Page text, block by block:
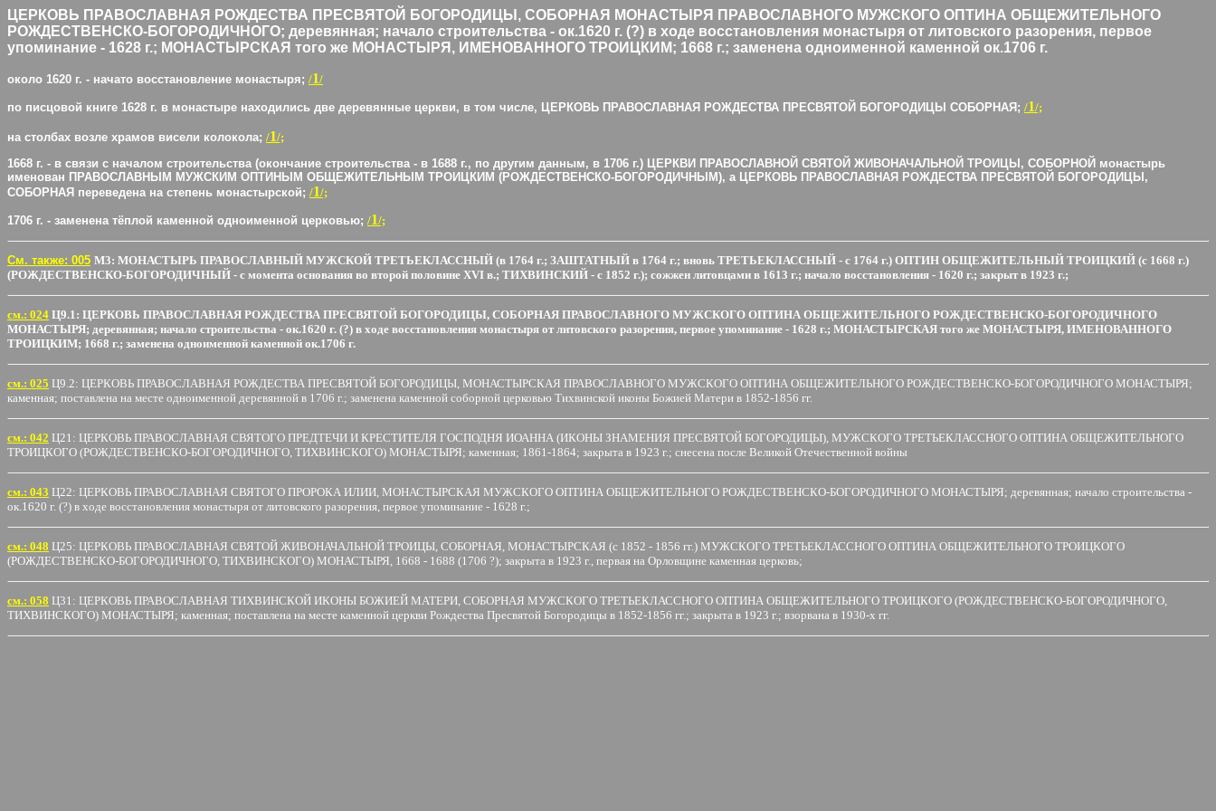
ЦЕРКОВЬ ПРАВОСЛАВНАЯ РОЖДЕСТВА ПРЕСВЯТОЙ БОГОРОДИЦЫ, СОБОРНАЯ МОНАСТЫРЯ ПРАВОСЛАВНОГО МУЖСКОГО ОПТИНА ОБЩЕЖИТЕЛЬНОГО
РОЖДЕСТВЕНСКО-БОГОРОДИЧНОГО; деревянная; начало строительства - ок.1620 г. (?) в ходе восстановления монастыря от литовского разорения, первое
упоминание - 1628 г.; МОНАСТЫРСКАЯ того же МОНАСТЫРЯ, ИМЕНОВАННОГО ТРОИЦКИМ; 1668 г.; заменена одноименной каменной ок.1706 г.
около 1620 г. - начато восстановление монастыря; /1/
по писцовой книге 1628 г. в монастыре находились две деревянные церкви, в том числе, ЦЕРКОВЬ ПРАВОСЛАВНАЯ РОЖДЕСТВА ПРЕСВЯТОЙ БОГОРОДИЦЫ СОБОРНАЯ; /1/;
на столбах возле храмов висели колокола; /1/;
1668 г. - в связи с началом строительства (окончание строительства - в 1688 г., по другим данным, в 1706 г.) ЦЕРКВИ ПРАВОСЛАВНОЙ СВЯТОЙ ЖИВОНАЧАЛЬНОЙ ТРОИЦЫ, СОБОРНОЙ монастырь
именован ПРАВОСЛАВНЫМ МУЖСКИМ ОПТИНЫМ ОБЩЕЖИТЕЛЬНЫМ ТРОИЦКИМ (РОЖДЕСТВЕНСКО-БОГОРОДИЧНЫМ), а ЦЕРКОВЬ ПРАВОСЛАВНАЯ РОЖДЕСТВА ПРЕСВЯТОЙ БОГОРОДИЦЫ,
СОБОРНАЯ переведена на степень монастырской; /1/;
1706 г. - заменена тёплой каменной одноименной церковью; /1/;
См. также: 005 М3: МОНАСТЫРЬ ПРАВОСЛАВНЫЙ МУЖСКОЙ ТРЕТЬЕКЛАССНЫЙ (в 1764 г.; ЗАШТАТНЫЙ в 1764 г.; вновь ТРЕТЬЕКЛАССНЫЙ - с 1764 г.) ОПТИН ОБЩЕЖИТЕЛЬНЫЙ ТРОИЦКИЙ (с 1668 г.)
(РОЖДЕСТВЕНСКО-БОГОРОДИЧНЫЙ - с момента основания во второй половине XVI в.; ТИХВИНСКИЙ - с 1852 г.); сожжен литовцами в 1613 г.; начало восстановления - 1620 г.; закрыт в 1923 г.;
cм.: 024 Ц9.1: ЦЕРКОВЬ ПРАВОСЛАВНАЯ РОЖДЕСТВА ПРЕСВЯТОЙ БОГОРОДИЦЫ, СОБОРНАЯ ПРАВОСЛАВНОГО МУЖСКОГО ОПТИНА ОБЩЕЖИТЕЛЬНОГО РОЖДЕСТВЕНСКО-БОГОРОДИЧНОГО
МОНАСТЫРЯ; деревянная; начало строительства - ок.1620 г. (?) в ходе восстановления монастыря от литовского разорения, первое упоминание - 1628 г.; МОНАСТЫРСКАЯ того же МОНАСТЫРЯ, ИМЕНОВАННОГО
ТРОИЦКИМ; 1668 г.; заменена одноименной каменной ок.1706 г.
cм.: 025 Ц9.2: ЦЕРКОВЬ ПРАВОСЛАВНАЯ РОЖДЕСТВА ПРЕСВЯТОЙ БОГОРОДИЦЫ, МОНАСТЫРСКАЯ ПРАВОСЛАВНОГО МУЖСКОГО ОПТИНА ОБЩЕЖИТЕЛЬНОГО РОЖДЕСТВЕНСКО-БОГОРОДИЧНОГО МОНАСТЫРЯ;
каменная; поставлена на месте одноименной деревянной в 1706 г.; заменена каменной соборной церковью Тихвинской иконы Божией Матери в 1852-1856 гг.
cм.: 042 Ц21: ЦЕРКОВЬ ПРАВОСЛАВНАЯ СВЯТОГО ПРЕДТЕЧИ И КРЕСТИТЕЛЯ ГОСПОДНЯ ИОАННА (ИКОНЫ ЗНАМЕНИЯ ПРЕСВЯТОЙ БОГОРОДИЦЫ), МУЖСКОГО ТРЕТЬЕКЛАССНОГО ОПТИНА ОБЩЕЖИТЕЛЬНОГО
ТРОИЦКОГО (РОЖДЕСТВЕНСКО-БОГОРОДИЧНОГО, ТИХВИНСКОГО) МОНАСТЫРЯ; каменная; 1861-1864; закрыта в 1923 г.; снесена после Великой Отечественной войны
см.: 043 Ц22: ЦЕРКОВЬ ПРАВОСЛАВНАЯ СВЯТОГО ПРОРОКА ИЛИИ, МОНАСТЫРСКАЯ МУЖСКОГО ОПТИНА ОБЩЕЖИТЕЛЬНОГО РОЖДЕСТВЕНСКО-БОГОРОДИЧНОГО МОНАСТЫРЯ; деревянная; начало строительства -
ок.1620 г. (?) в ходе восстановления монастыря от литовского разорения, первое упоминание - 1628 г.;
cм.: 048 Ц25: ЦЕРКОВЬ ПРАВОСЛАВНАЯ СВЯТОЙ ЖИВОНАЧАЛЬНОЙ ТРОИЦЫ, СОБОРНАЯ, МОНАСТЫРСКАЯ (с 1852 - 1856 гг.) МУЖСКОГО ТРЕТЬЕКЛАССНОГО ОПТИНА ОБЩЕЖИТЕЛЬНОГО ТРОИЦКОГО
(РОЖДЕСТВЕНСКО-БОГОРОДИЧНОГО, ТИХВИНСКОГО) МОНАСТЫРЯ, 1668 - 1688 (1706 ?); закрыта в 1923 г., первая на Орловщине каменная церковь;
cм.: 058 Ц31: ЦЕРКОВЬ ПРАВОСЛАВНАЯ ТИХВИНСКОЙ ИКОНЫ БОЖИЕЙ МАТЕРИ, СОБОРНАЯ МУЖСКОГО ТРЕТЬЕКЛАССНОГО ОПТИНА ОБЩЕЖИТЕЛЬНОГО ТРОИЦКОГО (РОЖДЕСТВЕНСКО-БОГОРОДИЧНОГО,
ТИХВИНСКОГО) МОНАСТЫРЯ; каменная; поставлена на месте каменной церкви Рождества Пресвятой Богородицы в 1852-1856 гг.; закрыта в 1923 г.; взорвана в 1930-х гг.